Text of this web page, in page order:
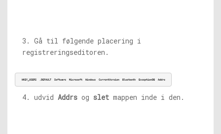
3. Gå til følgende placering i
registreringseditoren.
HKEY_USERS .DEFAULT Software Microsoft Windows CurrentVersion Bluetooth ExceptionDB Addrs
4. udvid Addrs og slet mappen inde i den.